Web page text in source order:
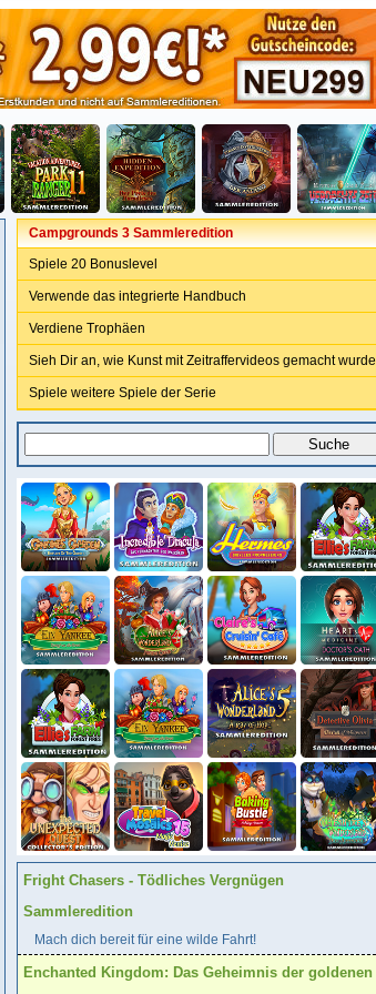
Campgrounds 3 Sammleredition
Spiele 20 Bonuslevel
Verwende das integrierte Handbuch
Verdiene Trophäen
Sieh Dir an, wie Kunst mit Zeitraffervideos gemacht wurde
Spiele weitere Spiele der Serie
Fright Chasers - Tödliches Vergnügen
Sammleredition
Mach dich bereit für eine wilde Fahrt!
Enchanted Kingdom: Das Geheimnis der goldenen